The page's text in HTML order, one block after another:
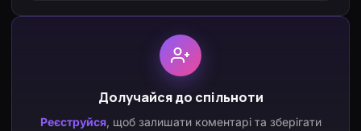
Долучайся до спільноти
Реєструйся, щоб залишати коментарі та зберігати